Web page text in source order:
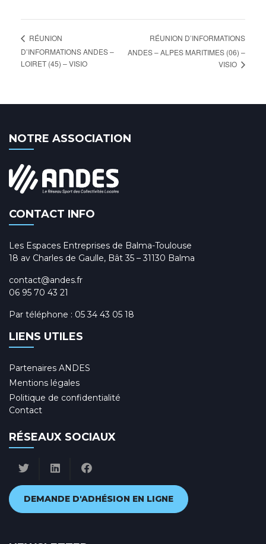
RÉUNION
D’INFORMATIONS ANDES –
LOIRET (45) – VISIO
RÉUNION D’INFORMATIONS
ANDES – ALPES MARITIMES (06) –
VISIO
NOTRE ASSOCIATION
CONTACT INFO
Les Espaces Entreprises de Balma-Toulouse
18 av Charles de Gaulle, Bât 35 – 31130 Balma
contact@andes.fr
06 95 70 43 21
Par téléphone : 05 34 43 05 18
LIENS UTILES
Partenaires ANDES
Mentions légales
Politique de confidentialité
Contact
RÉSEAUX SOCIAUX
DEMANDE D'ADHÉSION EN LIGNE